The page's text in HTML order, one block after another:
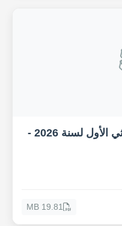
مجلة الألكسو الإعلامية - الثلاثي الأول لسنة 2026 -
19.81 MB